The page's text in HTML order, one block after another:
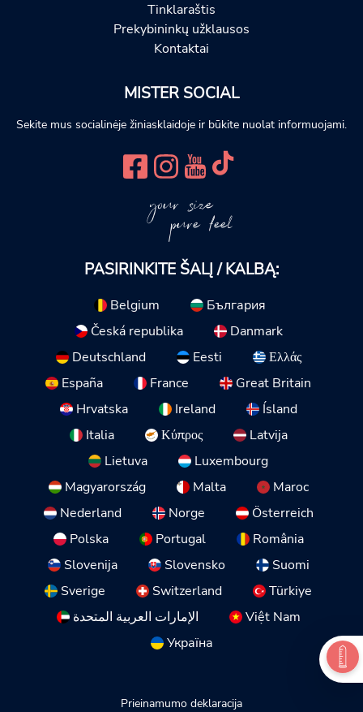
Tinklaraštis
Prekybininkų užklausos
Kontaktai
MISTER SOCIAL
Sekite mus socialinėje žiniasklaidoje ir būkite nuolat informuojami.
your size
pure feel
PASIRINKITE ŠALĮ / KALBĄ:
Belgium
България
Česká republika
Danmark
Deutschland
Eesti
Ελλάς
España
France
Great Britain
Hrvatska
Ireland
Ísland
Italia
Κύπρος
Latvija
Lietuva
Luxembourg
Magyarország
Malta
Maroc
Nederland
Norge
Österreich
Polska
Portugal
România
Slovenija
Slovensko
Suomi
Sverige
Switzerland
Türkiye
الإمارات العربية المتحدة
Việt Nam
Україна
Prieinamumo deklaracija